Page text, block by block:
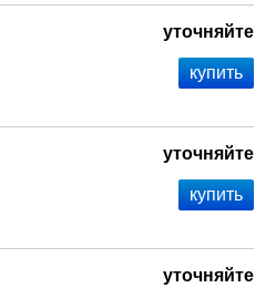
уточняйте
уточняйте
уточняйте